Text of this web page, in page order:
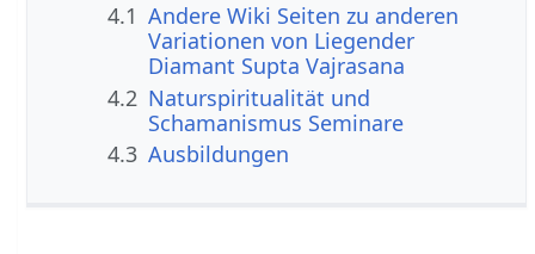
4.1 Andere Wiki Seiten zu anderen
Variationen von Liegender
Diamant Supta Vajrasana
4.2 Naturspiritualität und
Schamanismus Seminare
4.3 Ausbildungen